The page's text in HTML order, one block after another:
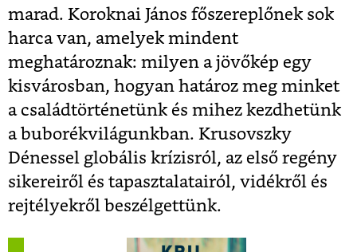
marad. Koroknai János főszereplőnek sok
harca van, amelyek mindent
meghatároznak: milyen a jövőkép egy
kisvárosban, hogyan határoz meg minket
a családtörténetünk és mihez kezdhetünk
a buborékvilágunkban. Krusovszky
Dénessel globális krízisról, az első regény
sikereiről és tapasztalatairól, vidékről és
rejtélyekről beszélgettünk.